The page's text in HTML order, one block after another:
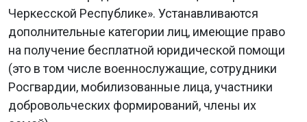
Черкесской Республике». Устанавливаются
дополнительные категории лиц, имеющие право
на получение бесплатной юридической помощи
(это в том числе военнослужащие, сотрудники
Росгвардии, мобилизованные лица, участники
добровольческих формирований, члены их